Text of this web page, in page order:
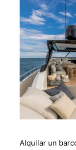
Alquilar un